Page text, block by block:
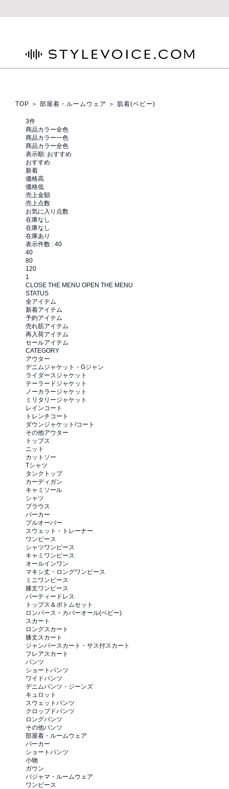
TOP ＞ 部屋着・ルームウェア ＞ 肌着(ベビー)
3件
商品カラー全色
商品カラー一色
商品カラー全色
表示順: おすすめ
おすすめ
新着
価格高
価格低
売上金額
売上点数
お気に入り点数
在庫なし
在庫なし
在庫あり
表示件数 : 40
40
80
120
1
CLOSE THE MENU OPEN THE MENU
STATUS
全アイテム
新着アイテム
予約アイテム
売れ筋アイテム
再入荷アイテム
セールアイテム
CATEGORY
アウター
デニムジャケット・Gジャン
ライダースジャケット
テーラードジャケット
ノーカラージャケット
ミリタリージャケット
レインコート
トレンチコート
ダウンジャケット/コート
その他アウター
トップス
ニット
カットソー
Tシャツ
タンクトップ
カーディガン
キャミソール
シャツ
ブラウス
パーカー
プルオーバー
スウェット・トレーナー
ワンピース
シャツワンピース
キャミワンピース
オールインワン
マキシ丈・ロングワンピース
ミニワンピース
膝丈ワンピース
パーティードレス
トップス＆ボトムセット
ロンパース・カバーオール(ベビー)
スカート
ロングスカート
膝丈スカート
ジャンパースカート・サス付スカート
フレアスカート
パンツ
ショートパンツ
ワイドパンツ
デニムパンツ・ジーンズ
キュロット
スウェットパンツ
クロップドパンツ
ロングパンツ
その他パンツ
部屋着・ルームウェア
パーカー
ショートパンツ
小物
ガウン
パジャマ・ルームウェア
ワンピース